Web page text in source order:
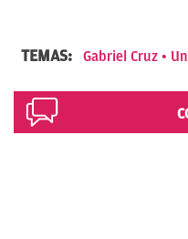
TEMAS: Gabriel Cruz